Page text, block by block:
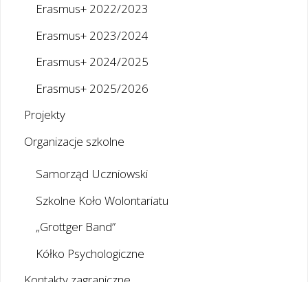
Erasmus+ 2022/2023
Erasmus+ 2023/2024
Erasmus+ 2024/2025
Erasmus+ 2025/2026
Projekty
Organizacje szkolne
Samorząd Uczniowski
Szkolne Koło Wolontariatu
„Grottger Band”
Kółko Psychologiczne